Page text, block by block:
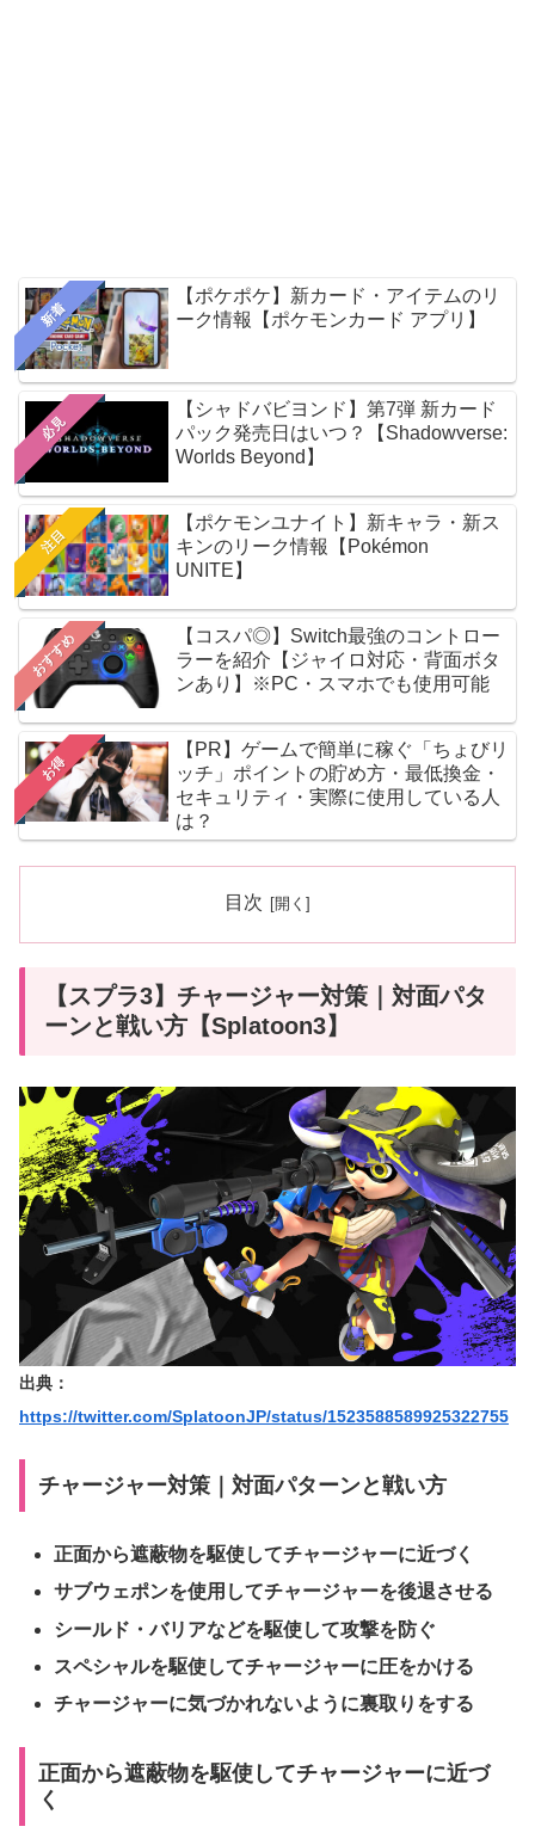
新着
【ポケポケ】新カード・アイテムのリ
ーク情報【ポケモンカード アプリ】
必見
【シャドバビヨンド】第7弾 新カード
パック発売日はいつ？【Shadowverse:
Worlds Beyond】
注目
【ポケモンユナイト】新キャラ・新ス
キンのリーク情報【Pokémon
UNITE】
おすすめ
【コスパ◎】Switch最強のコントロー
ラーを紹介【ジャイロ対応・背面ボタ
ンあり】※PC・スマホでも使用可能
お得
【PR】ゲームで簡単に稼ぐ「ちょびリ
ッチ」ポイントの貯め方・最低換金・
セキュリティ・実際に使用している人
は？
目次
【スプラ3】チャージャー対策｜対面パタ
ーンと戦い方【Splatoon3】
出典：
https://twitter.com/SplatoonJP/status/1523588589925322755
チャージャー対策｜対面パターンと戦い方
正面から遮蔽物を駆使してチャージャーに近づく
サブウェポンを使用してチャージャーを後退させる
シールド・バリアなどを駆使して攻撃を防ぐ
スペシャルを駆使してチャージャーに圧をかける
チャージャーに気づかれないように裏取りをする
正面から遮蔽物を駆使してチャージャーに近づ
く